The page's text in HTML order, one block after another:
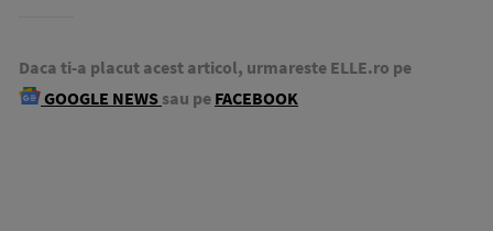
Daca ti-a placut acest articol, urmareste ELLE.ro pe
GOOGLE NEWS sau pe FACEBOOK